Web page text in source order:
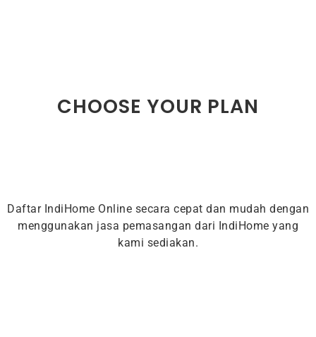
CHOOSE YOUR PLAN
Daftar IndiHome Online secara cepat dan mudah dengan
menggunakan jasa pemasangan dari IndiHome yang
kami sediakan.